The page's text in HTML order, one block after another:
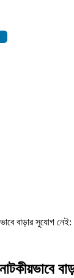
বাড়ার সুযোগ নেই: